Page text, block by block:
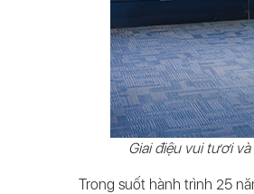
Giai điệu vui tươi
Trong suốt hành trình 25